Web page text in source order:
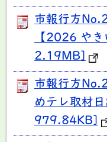
市報行方
【2026 や
2.19MB]
市報行方
めテレ取材
979.84KB]